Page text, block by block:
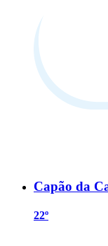
Capão da
22º